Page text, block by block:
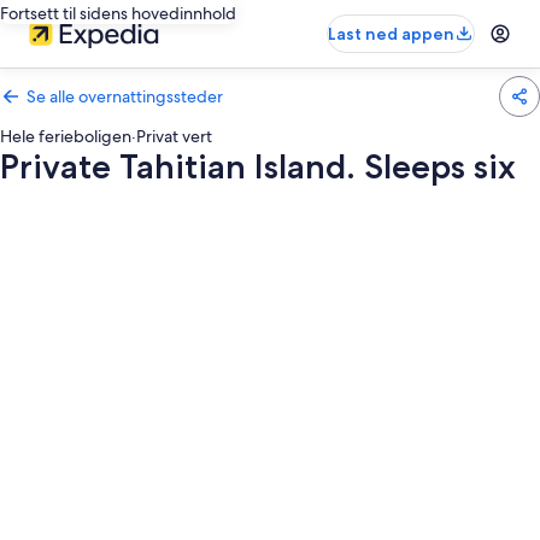
Fortsett til sidens hovedinnhold
Last ned appen
Se alle overnattingssteder
Hele ferieboligen·Privat vert
Private Tahitian Island. Sleeps six